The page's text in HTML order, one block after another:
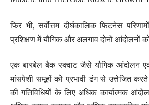
फिर भी, सर्वोत्तम दीर्घकालिक फिटनेस
प्रशिक्षण में यौगिक और अलगाव दोनों आंदोलनों
एक बारबेल बैक स्क्वाट जैसे यौगिक आंदोलन
मांसपेशी समूहों को प्रभावी ढंग से उत्तेजित
की गतिविधियों के लिए अधिक कार्यात्मक